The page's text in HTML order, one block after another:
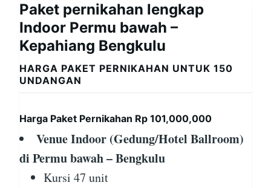
Paket pernikahan lengkap
Indoor Permu bawah –
Kepahiang Bengkulu
HARGA PAKET PERNIKAHAN UNTUK 150
UNDANGAN
Harga Paket Pernikahan Rp 101,000,000
Venue Indoor (Gedung/Hotel Ballroom)
di Permu bawah – Bengkulu
Kursi 47 unit